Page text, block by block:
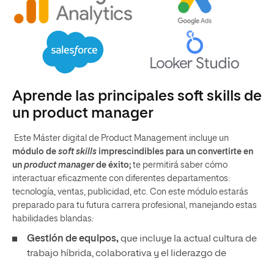
Aprende las principales soft skills de
un product manager
Este Máster digital de Product Management incluye un
módulo de soft skills imprescindibles para un convertirte en
un product managerde éxito; te permitirá saber cómo
interactuar eficazmente con diferentes departamentos:
tecnología, ventas, publicidad, etc. Con este módulo estarás
preparado para tu futura carrera profesional, manejando estas
habilidades blandas:
Gestión de equipos,que incluye la actual cultura de
trabajo híbrida, colaborativa y el liderazgo de